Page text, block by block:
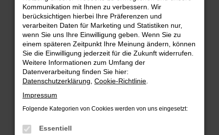
Fehler: Network Error
Beim Laden ist ein Fehler aufgetreten.
Hier sind ein paar Tipps, die dir helfen können:
Überprüfe deine Firewall und deine
Internetverbindung.
Laden andere Webseiten, zum Beispiel deine
Suchmaschine?
Prüfe deine Browsererweiterungen.
können das Laden bestimmter Seiten
Kommunikation mit Ihnen zu verbessern. Wir
berücksichtigen hierbei Ihre Präferenzen und
verarbeiten Daten für Marketing und Statistiken nur,
wenn Sie uns Ihre Einwilligung geben. Wenn Sie zu
einem späteren Zeitpunkt Ihre Meinung ändern, können
Sie die Einwilligung jederzeit für die Zukunft widerrufen.
Weitere Informationen zum Umfang der
Datenverarbeitung finden Sie hier:
Datenschutzerklärung Cookie-Richtlinie
Impressum
Folgende Kategorien von Cookies werden von uns eingesetzt:
Essentiell